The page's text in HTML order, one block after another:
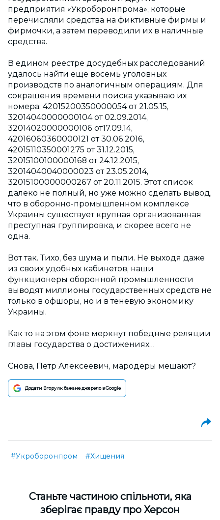
предприятия «Укроборонпрома», которые
перечисляли средства на фиктивные фирмы и
фирмочки, а затем переводили их в наличные
средства.
В едином реестре досудебных расследований
удалось найти еще восемь уголовных
производств по аналогичным операциям. Для
сокращения времени поиска указываю их
номера: 42015200350000054 от 21.05.15,
32014040000000104 от 02.09.2014,
32014020000000106 от17.09.14,
42016060360000121 от 30.06.2016,
42015110350001275 от 31.12.2015,
32015100100000168 от 24.12.2015,
32014040040000023 от 23.05.2014,
32015100000000267 от 20.11.2015. Этот список
далеко не полный, но уже можно сделать вывод,
что в оборонно-промышленном комплексе
Украины существует крупная организованная
преступная группировка, и скорее всего не
одна.
Вот так. Тихо, без шума и пыли. Не выходя даже
из своих удобных кабинетов, наши
функционеры оборонной промышленности
выводят миллионы государственных средств не
только в офшоры, но и в теневую экономику
Украины.
Как то на этом фоне меркнут победные реляции
главы государства о достижениях…
Снова, Петр Алексеевич, мародеры мешают?
Додати Вгору як бажане джерело в Google
#Укроборонпром #Хищения
Cтаньте частиною спільноти, яка
зберігає правду про Херсон